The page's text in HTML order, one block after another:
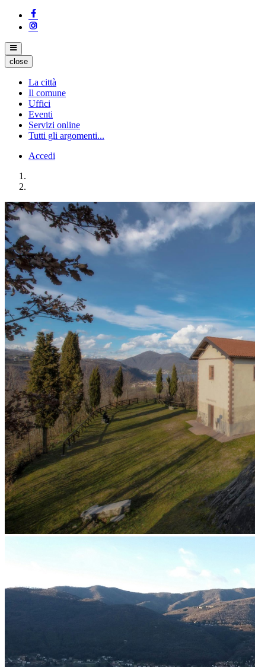
close
La città
Il comune
Uffici
Eventi
Servizi online
Tutti gli argomenti...
Accedi